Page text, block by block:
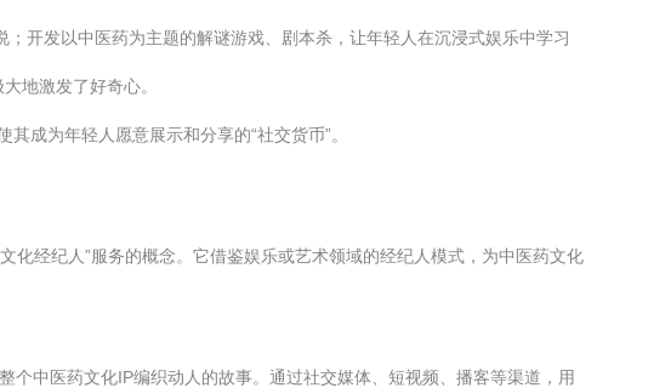
开发以中医药为主题的解谜游戏、剧本杀，让年轻人在沉浸式娱乐中学习
地激发了好奇心。
成为年轻人愿意展示和分享的“社交货币”。
经纪人”服务的概念。它借鉴娱乐或艺术领域的经纪人模式，为中医药文化
中医药文化IP编织动人的故事。通过社交媒体、短视频、播客等渠道，用